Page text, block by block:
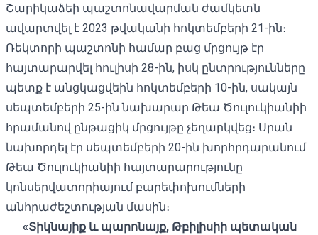
Շարիկաձեի պաշտոնավարման ժամկետն
ավարտվել է 2023 թվականի հոկտեմբերի 21-ին։
Ռեկտորի պաշտոնի համար բաց մրցույթ էր
հայտարարվել հուլիսի 28-ին, իսկ ընտրությունները
պետք է անցկացվեին հոկտեմբերի 10-ին, սակայն
սեպտեմբերի 25-ին նախարար Թեա Ծուլուկիանիի
հրամանով ընթացիկ մրցույթը չեղարկվեց։ Սրան
նախորդել էր սեպտեմբերի 20-ին խորհրդարանում
Թեա Ծուլուկիանիի հայտարարությունը
կոնսերվատորիայում բարեփոխումների
անհրաժեշտության մասին։
«Տիկնայիք և պարոնայք, Թբիլիսիի պետական ​​